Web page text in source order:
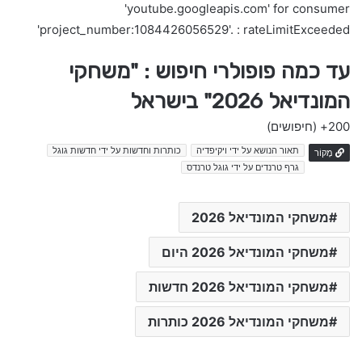
'youtube.googleapis.com' for consumer
'project_number:1084426056529'. : rateLimitExceeded
עד כמה פופולרי חיפוש : "משחקי
המונדיאל 2026" בישראל
200+ (חיפושים)
מָקוֹר תאור הנושא על ידי ויקיפדיה
כותרות וחדשות על ידי חדשות גוגל
גרף טרנדים על ידי גוגל טרנדס
משחקי המונדיאל 2026
משחקי המונדיאל 2026 היום
משחקי המונדיאל 2026 חדשות
משחקי המונדיאל 2026 כותרות